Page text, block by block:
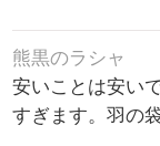
熊黒のラシャ
安いことは安い
すぎます。羽の